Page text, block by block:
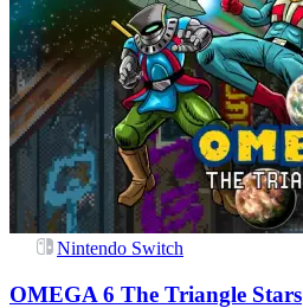
Nintendo Switch
OMEGA 6 The Triangle Stars